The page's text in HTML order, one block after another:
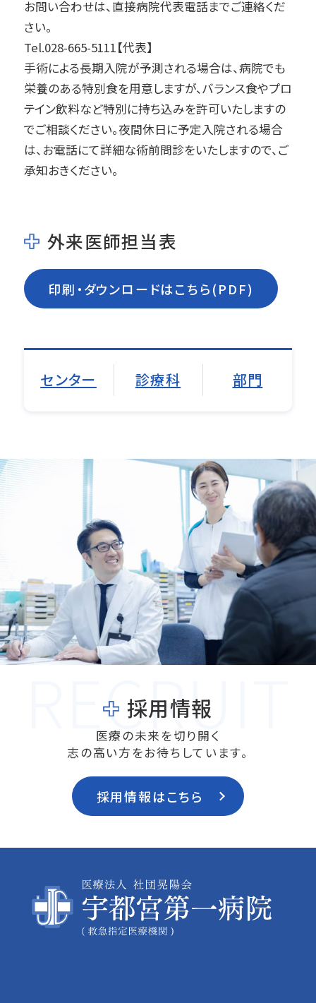
ています。鎖骨の骨折は通常まっすぐ固定する
のが一般的ですが、鎖骨は曲がっており、回転
させながら固定する必要があるため、難易度
が高い手術になります。従来の方法では外側
からのアプローチはほとんどありませんでした
が、3Dシミュレーションを活用し、ワイヤーの曲
げる量を調整することで可能であることを10
年ほど前に発見しました。この技術により、より
負担の少ない手術を目指しています。
宇都宮には競輪場があり、外科の櫻岡先生が
選手からの相談を受けたことがきっかけで、私
に連絡がありました。その後も継続して依頼を
いただき、宇都宮での手術が定着しました。私
じめとする医療チームの協力があり、手術を継
続できています。
も貢献していきたいと考えています。宇都宮で
は救急医療にも力を入れている櫻岡先生がお
り、私もそのサポートをしたいと思っています。
また、手術は成功すれば終わりではなく、術後
の管理が非常に重要です。開業して引退を考え
たこともありましたが、宇都宮では櫻岡先生を
はじめとする医療チームがしっかりとアフター
フォローをしてくれるため、安心して手術を行
うことができます。
手術後の管理をしっかり行うことで、合併症の
リスクを抑え、患者さんの回復につなげること
して治療を受けられる環境を整え、技術の向上
を目指しながら、地域医療にも貢献していきた
いと思います。
お問い合わせは、直接病院代表電話までご連絡くだ
さい。
Tel.028-665-5111【代表】
手術による長期入院が予測される場合は、病院でも
栄養のある特別食を用意しますが、バランス食やプロ
テイン飲料など特別に持ち込みを許可いたしますの
でご相談ください。夜間休日に予定入院される場合
は、お電話にて詳細な術前問診をいたしますので、ご
承知おきください。
外来医師担当表
印刷・ダウンロードはこちら(PDF)
センター 診療科 部門
採用情報
医療の未来を切り開く
志の高い方をお待ちしています。
採用情報はこちら